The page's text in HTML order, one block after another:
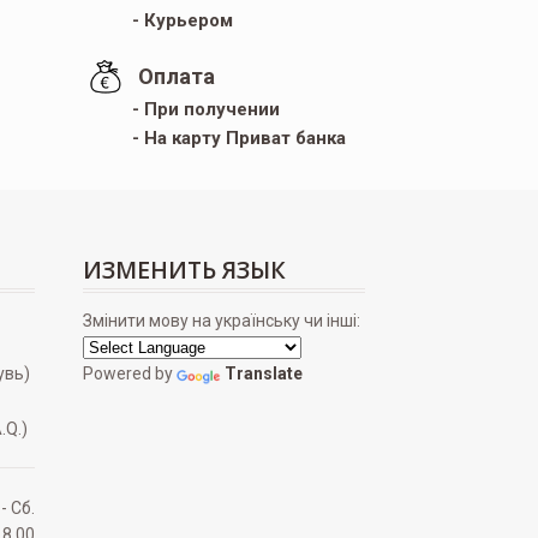
- Курьером
Оплата
- При получении
- На карту Приват банка
Сб.
ИЗМЕНИТЬ ЯЗЫК
Змінити мову на українську чи інші:
Powered by Translate